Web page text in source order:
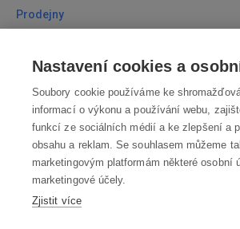
Prodejny
Kontakt
Kontaktujte nás
info@robotworld.cz
220 770 770 Po-Pá 8:00—16:00
VŠECHNY KONTAKTY
Nastavení cookies a
Soubory cookie používáme ke
informací o výkonu a používání webu,
funkcí ze sociálních médií a ke zlepšení a
obsahu a reklam. Se souhlasem můžeme
marketingovým platformám některé osobní
marketingové účely.
Zjistit více